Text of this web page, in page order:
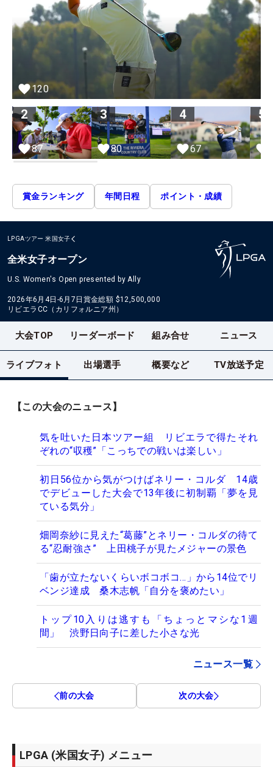
120
2
87
3
80
4
67
5
賞金ランキング 年間日程 ポイント・成績
LPGAツアー 米国女子
全米女子オープン
U.S. Women's Open presented by Ally
2026年6月4日-6月7日 賞金総額 $12,500,000
リビエラCC（カリフォルニア州）
大会TOP リーダーボード 組み合せ ニュース
ライブフォト 出場選手 概要など TV放送予定
【この大会のニュース】
気を吐いた日本ツアー組 リビエラで得たそれ
ぞれの“収穫”「こっちでの戦いは楽しい」
初日56位から気がつけばネリー・コルダ 14歳
でデビューした大会で13年後に初制覇「夢を見
ている気分」
畑岡奈紗に見えた“葛藤”とネリー・コルダの待て
る“忍耐強さ” 上田桃子が見たメジャーの景色
「歯が立たないくらいボコボコ…」から14位でリ
ベンジ達成 桑木志帆「自分を褒めたい」
トップ10入りは逃すも「ちょっとマシな1週
間」 渋野日向子に差した小さな光
ニュース一覧
前の大会 次の大会
LPGA (米国女子) メニュー